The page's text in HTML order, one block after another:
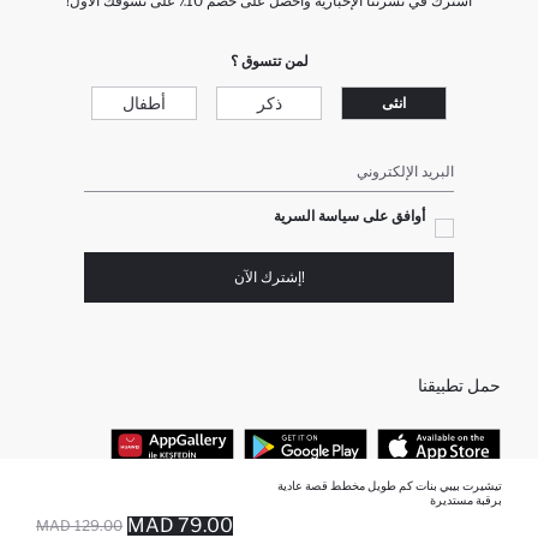
تيشيرت بيبي بنات كم طويل مخطط قصة عادية
برقبة مستديرة
129.00 MAD 79.00 MAD
لمن تتسوق ؟
انثى ذكر أطفال
البريد الإلكتروني
أوافق على سياسة السرية
!إشترك الآن
حمل تطبيقنا